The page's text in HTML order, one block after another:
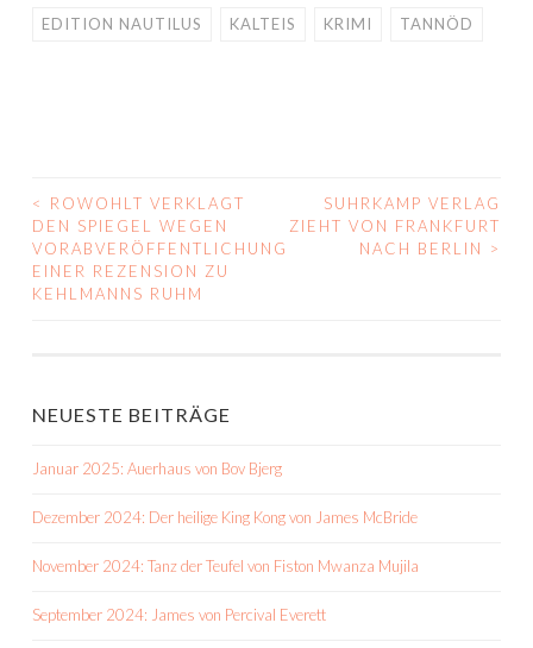
EDITION NAUTILUS KALTEIS KRIMI TANNÖD
BEITRAGS-
NAVIGATION
<
ROWOHLT VERKLAGT
DEN SPIEGEL WEGEN
VORABVERÖFFENTLICHUNG
EINER REZENSION ZU
KEHLMANNS RUHM
SUHRKAMP VERLAG
ZIEHT VON FRANKFURT
NACH BERLIN
>
NEUESTE BEITRÄGE
Januar 2025: Auerhaus von Bov Bjerg
Dezember 2024: Der heilige King Kong von James McBride
November 2024: Tanz der Teufel von Fiston Mwanza Mujila
September 2024: James von Percival Everett